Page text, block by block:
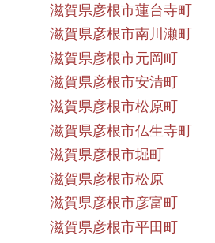
滋賀県彦根市蓮台寺町
滋賀県彦根市南川瀬町
滋賀県彦根市元岡町
滋賀県彦根市安清町
滋賀県彦根市松原町
滋賀県彦根市仏生寺町
滋賀県彦根市堀町
滋賀県彦根市松原
滋賀県彦根市彦富町
滋賀県彦根市平田町